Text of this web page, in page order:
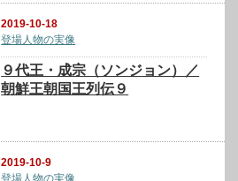
2019-10-18
登場人物の実像
９代王・成宗（ソンジョン）／
朝鮮王朝国王列伝９
2019-10-9
登場人物の実像